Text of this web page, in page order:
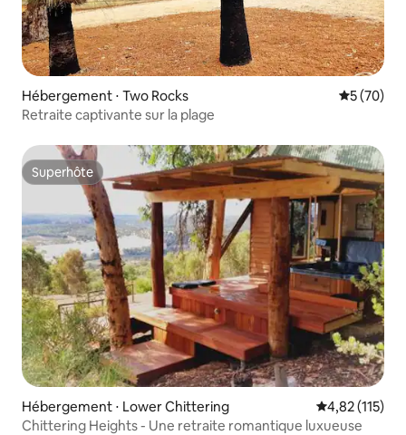
Hébergement ⋅ Two Rocks
5 (70)
Retraite captivante sur la plage
Superhôte
Superhôte
Hébergement ⋅ Lower Chittering Évaluation
4,82 (115)
Chittering Heights - Une retraite romantique luxueuse